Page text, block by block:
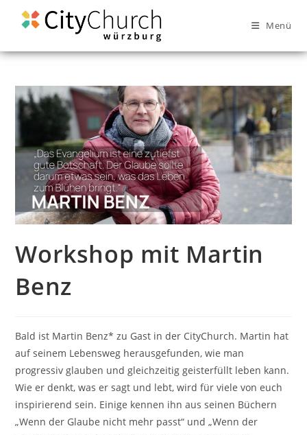
Menü
Workshop mit Martin
Benz
Bald ist Martin Benz* zu Gast in der CityChurch. Martin hat
auf seinem Lebensweg herausgefunden, wie man
progressiv glauben und gleichzeitig geisterfüllt leben kann.
Wie er denkt, was er sagt und lebt, wird für viele von euch
inspirierend sein. Einige kennen ihn aus seinen Büchern
„Wenn der Glaube nicht mehr passt“ und „Wenn der